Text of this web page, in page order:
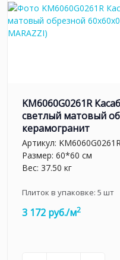
KM6060G0261R
светлый матовый
керамогранит
Артикул:
Размер: 60*60 см
Вес: 37.50 кг
Плиток в упаковке: 5 шт
3 172 руб./м2